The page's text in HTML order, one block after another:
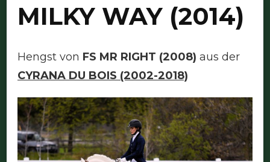
MILKY WAY (2014)
Hengst von FS MR RIGHT (2008) aus der
CYRANA DU BOIS (2002-2018)